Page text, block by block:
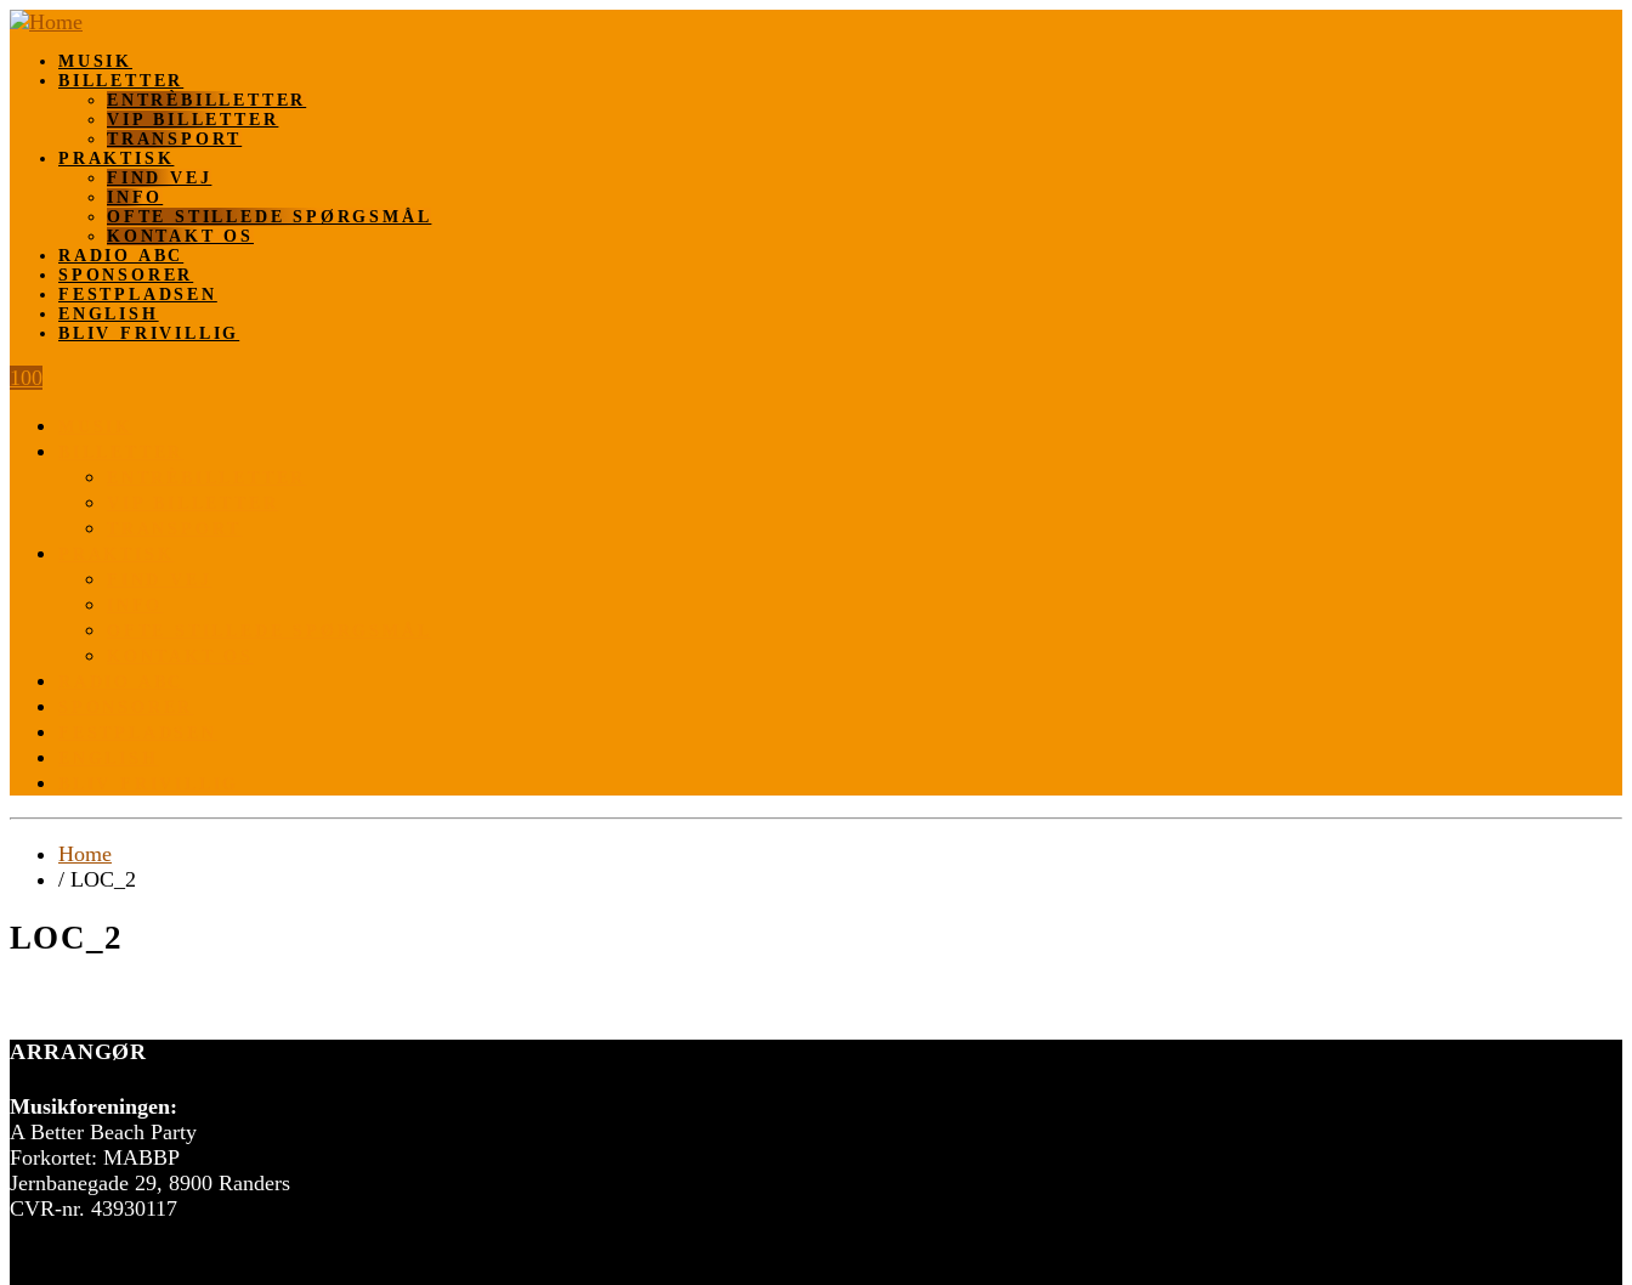
MUSIK
BILLETTER
ENTRÈBILLETTER
VIP BILLETTER
TRANSPORT
PRAKTISK
FIND VEJ
INFO
OFTE STILLEDE SPØRGSMÅL
KONTAKT OS
RADIO ABC
SPONSORER
FESTPLADSEN
ENGLISH
BLIV FRIVILLIG
100
Home
/ LOC_2
LOC_2
ARRANGØR
Musikforeningen:
A Better Beach Party
Forkortet: MABBP
Jernbanegade 29, 8900 Randers
CVR-nr. 43930117